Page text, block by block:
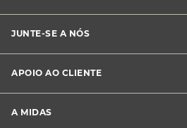
JUNTE-SE A NÓS
Franchising Midas
APOIO AO CLIENTE
Livro de Reclamações
A MIDAS